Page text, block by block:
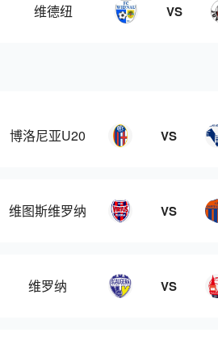
维德纽 VS
博洛尼亚U20 VS
维图斯维罗纳 VS
维罗纳 VS